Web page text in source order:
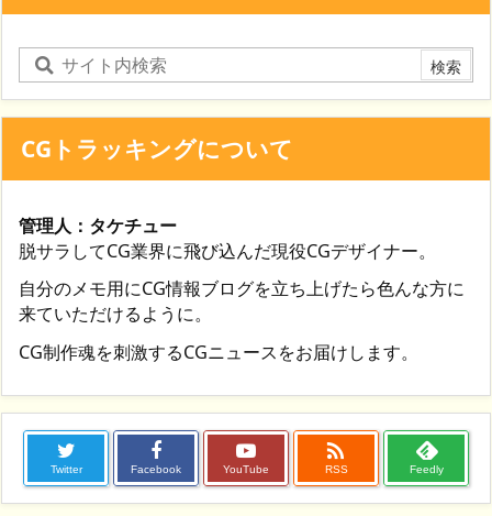
CGトラッキングについて
管理人：タケチュー
脱サラしてCG業界に飛び込んだ現役CGデザイナー。
自分のメモ用にCG情報ブログを立ち上げたら色んな方に
来ていただけるように。
CG制作魂を刺激するCGニュースをお届けします。
Twitter Facebook YouTube

RSS Feedly